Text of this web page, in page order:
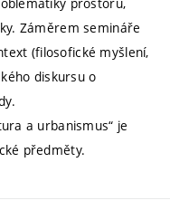
Záměrem semináře
(filosofické myšlení,
diskursu o
a urbanismus“ je
předměty.